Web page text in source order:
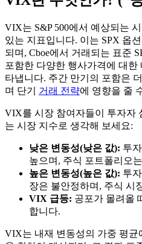
VIX는 S&P 500에서 예상되는
있는 지표입니다. 이는 SPX 옵
되며, Cboe에서 거래되는 표준
포함한 다양한 행사가격에 대
타냅니다. 주간 만기의 포함은
며 단기 거래 전략에 영향을 줄
VIX를 시장 참여자들이 투자자
는 시장 지수로 생각해 보세요:
낮은 변동성(낮은 값): 투
높으며, 주식 포트폴리오
높은 변동성(높은 값): 투
장은 불안정하며, 주식 시
VIX 급등: 공포가 몰려올
합니다.
VIX는 내재 변동성의 가중 평균